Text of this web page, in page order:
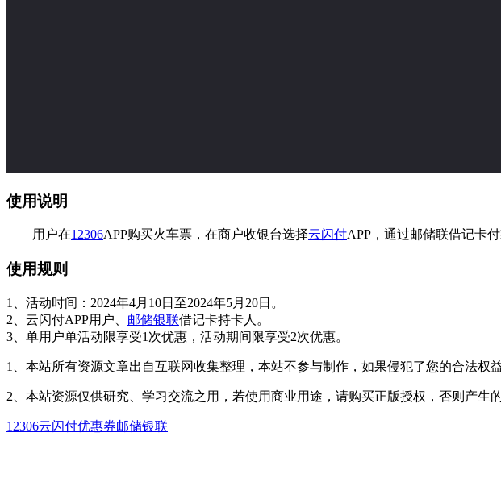
使用说明
用户在12306APP购买火车票，在商户收银台选择云闪付APP，通过邮储联借记卡
使用规则
1、活动时间：2024年4月10日至2024年5月20日。
2、云闪付APP用户、 邮储银联借记卡持卡人。
3、单用户单活动限享受1次优惠，活动期间限享受2次优惠。
1、本站所有资源文章出自互联网收集整理，本站不参与制作，如果侵犯了您的合法权
2、本站资源仅供研究、学习交流之用，若使用商业用途，请购买正版授权，否则产生
12306云闪付优惠券邮储银联